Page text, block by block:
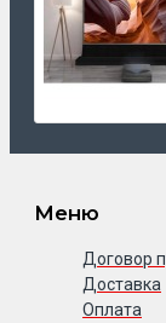
Меню
Договор
Доставка
Оплата